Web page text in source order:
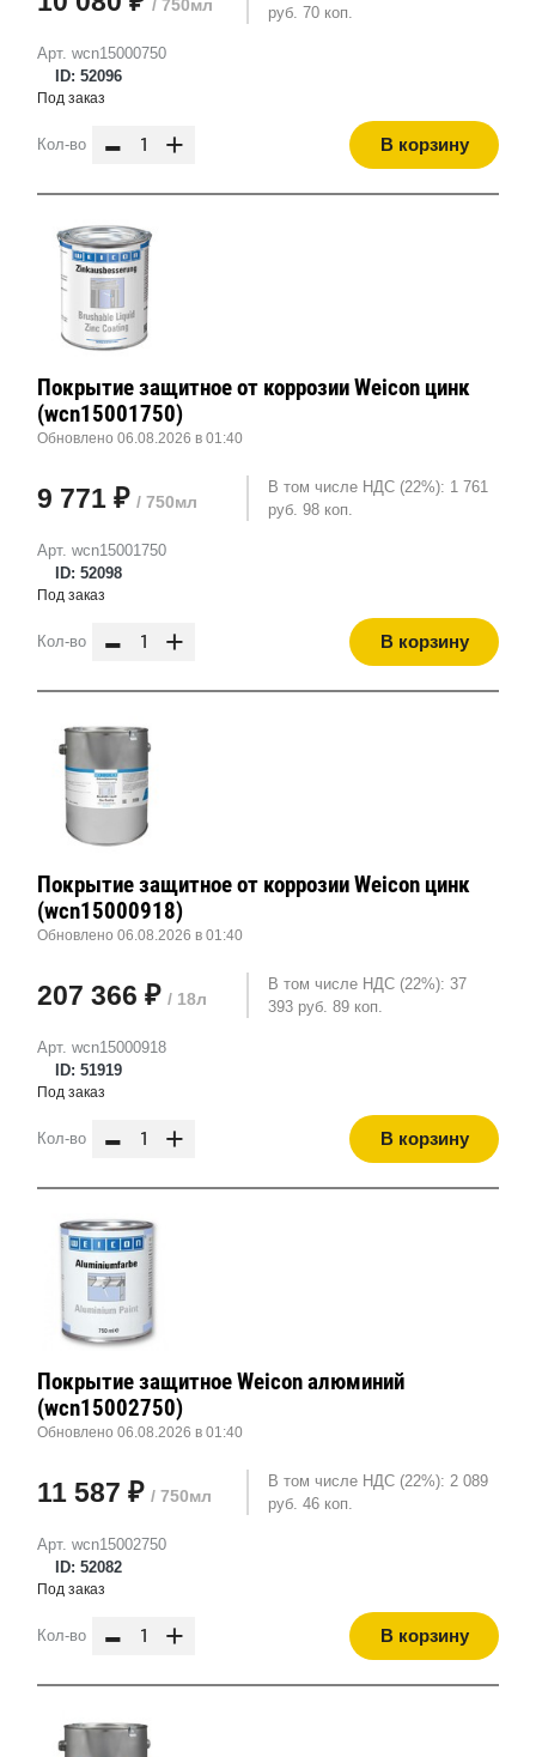
Арт. wcn15000750
ID: 52096
/ 750мл руб. 70 коп.
Под заказ
Кол-во - + В корзину
Арт. wcn15001750
ID: 52098
Покрытие защитное от коррозии Weicon цинк
(wcn15001750)
Обновлено 06.08.2026 в 01:40
9 771 ₽ / 750мл
В том числе НДС (22%): 1 761
руб. 98 коп.
Под заказ
Кол-во - + В корзину
Арт. wcn15000918
ID: 51919
Покрытие защитное от коррозии Weicon цинк
(wcn15000918)
Обновлено 06.08.2026 в 01:40
207 366 ₽ / 18л
В том числе НДС (22%): 37
393 руб. 89 коп.
Под заказ
Кол-во - + В корзину
Арт. wcn15002750
ID: 52082
Покрытие защитное Weicon алюминий
(wcn15002750)
Обновлено 06.08.2026 в 01:40
11 587 ₽ / 750мл
В том числе НДС (22%): 2 089
руб. 46 коп.
Под заказ
Кол-во - + В корзину